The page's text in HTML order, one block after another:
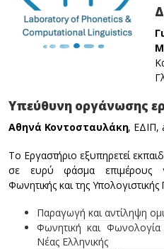
Υπεύθυνη οργάνωσης
Αθηνά Κοντοσταυλάκη, ΕΔΙΠ,
Το Εργαστήριο εξυπηρετεί
σε ευρύ φάσμα επιμέρους
Φωνητικής και της
Παραγωγή και αντίληψη
Φωνητική και Φωνολογία
Νέας Ελληνικής